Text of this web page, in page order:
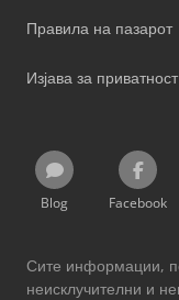
Правила на пазарот
Изјава за приватност
Blog Facebook
Сите информации,
неисклучителни и